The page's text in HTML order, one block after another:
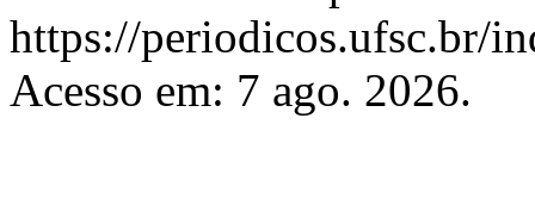
https://periodicos.ufsc.br/
Acesso em: 7 ago. 2026.